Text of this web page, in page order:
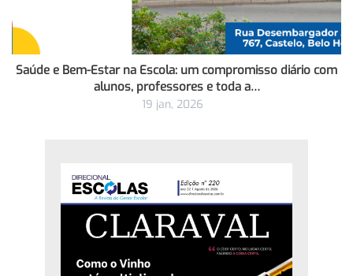
Saúde e Bem-Estar na Escola: um compromisso diário com
alunos, professores e toda a…
19 jan, 2026